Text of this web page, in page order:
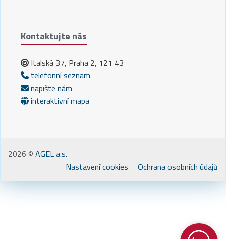
Kontaktujte nás
Italská 37, Praha 2, 121 43
telefonní seznam
napište nám
interaktivní mapa
2026 © AGEL a.s.
Nastavení cookies
Ochrana osobních údajů